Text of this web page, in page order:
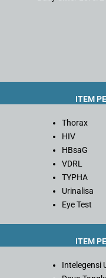
ITEM
Thorax
HIV
HBsaG
VDRL
TYPHA
Urinalisa
Eye Test
ITEM
Intelegensi